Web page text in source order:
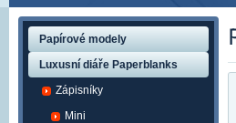
Papírové modely
Luxusní diáře Paperblanks
Zápisníky
Mini